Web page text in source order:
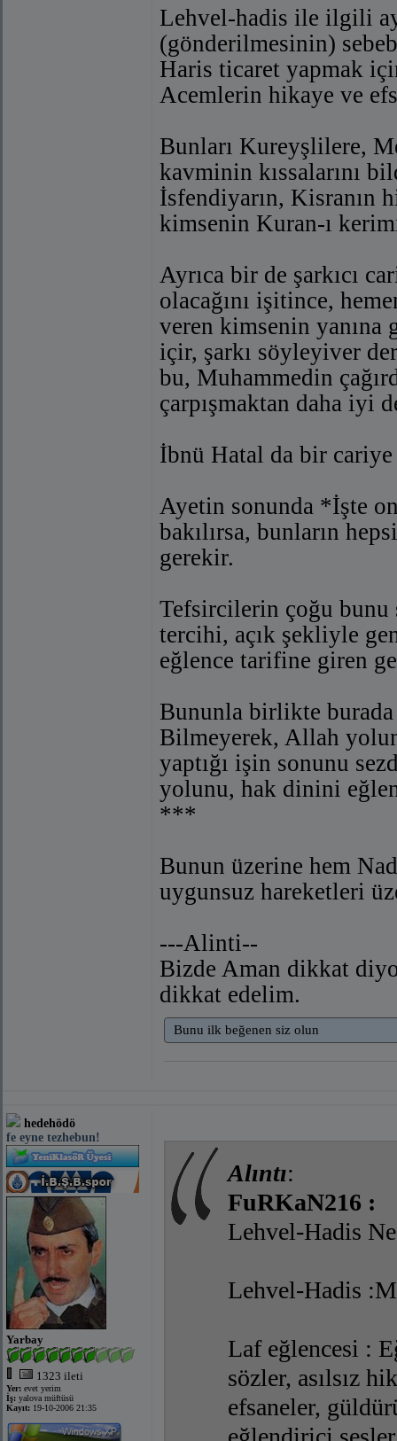
Lehvel-hadis ile ilgili
(gönderilmesinin)
Haris ticaret yapmak
Acemlerin hikaye ve
Bunları Kureyşlilere,
kavminin kıssalarını
İsfendiyarın, Kisranın
kimsenin Kuran-ı
Ayrıca bir de şarkıcı
olacağını işitince,
veren kimsenin yanına
içir, şarkı söyleyiver
bu, Muhammedin
çarpışmaktan daha iyi
İbnü Hatal da bir cariye
Ayetin sonunda *İşte
bakılırsa, bunların
gerekir.
Tefsircilerin çoğu bunu
tercihi, açık şekliyle
eğlence tarifine giren
Bununla birlikte burada
Bilmeyerek, Allah
yaptığı işin sonunu
yolunu, hak dinini
***
Bunun üzerine hem
uygunsuz hareketleri
---Alinti--
Bizde Aman dikkat
dikkat edelim.
Bunu ilk beğenen siz olun
hedehödö
fe eyne tezhebun!
Yarbay
1323 ileti
Yer: evet yerim
İş: yalova müftüsü
Kayıt: 19-10-2006 21:35
Alıntı:
FuRKaN216 :
Lehvel-Hadis
Lehvel-Hadis
Laf eğlencesi :
sözler, asılsız
efsaneler,